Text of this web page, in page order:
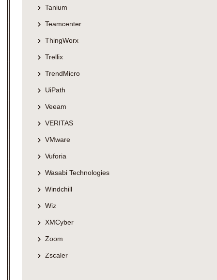
Tanium
Teamcenter
ThingWorx
Trellix
TrendMicro
UiPath
Veeam
VERITAS
VMware
Vuforia
Wasabi Technologies
Windchill
Wiz
XMCyber
Zoom
Zscaler